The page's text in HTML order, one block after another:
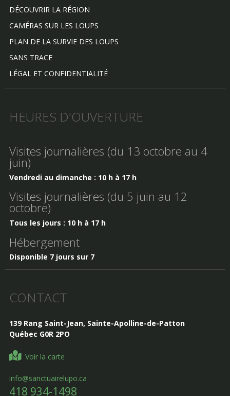
DÉCOUVRIR LA RÉGION
CAMÉRAS SUR LES LOUPS
PLAN DE LA SURVIE DES LOUPS
SANS TRACE
LÉGAL ET CONFIDENTIALITÉ
HEURES D'OUVERTURE
Visites journalières (du 13 octobre au 4
juin)
Vendredi au dimanche : 10 h à 17 h
Visites journalières (du 5 juin au 12
octobre)
Tous les jours : 10 h à 17 h
Hébergement
Disponible 7 jours sur 7
CONTACT
139 Rang Saint-Jean, Sainte-Apolline-de-Patton
Québec G0R 2PO
Voir la carte
info@sanctuairelupo.ca
418 934-1498